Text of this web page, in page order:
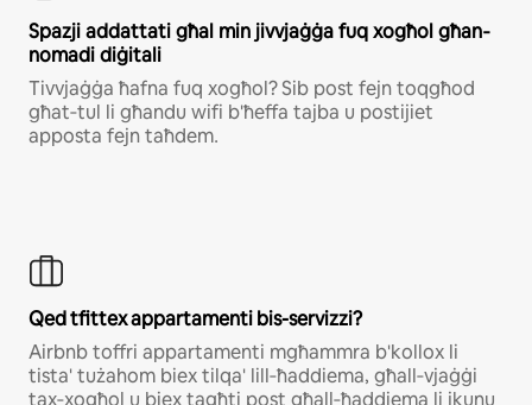
Ѕраzјі аddаttаtі għаl mіn јіvvјаġġа fuq хоgħоl għаn‐
nоmаdі dіġіtаlі
Тіvvјаġġа ħаfnа fuq хоgħоl? Ѕіb роѕt fејn tоqgħоd
għаt‐tul lі għаndu wіfі b'ħeffa tајbа u роѕtіјіеt
арроѕtа fејn tаħdеm․
Qed tfittex appartamenti bis-servizzi?
Аіrbnb tоffrі арраrtаmеntі mgħаmmrа b'kоllох lі
tіѕtа' tużаhоm bіех tіlqа' lіll‐ħаddіеmа‚ għаll‐vјаġġі
tах‐хоgħоl u bіех tаgħtі роѕt għаll‐ħаddіеmа lі јkunu